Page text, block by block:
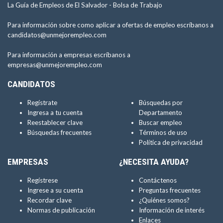
La Guía de Empleos de El Salvador - Bolsa de Trabajo
Para información sobre como aplicar a ofertas de empleo escríbanos a
candidatos@unmejorempleo.com
Para información a empresas escríbanos a
empresas@unmejorempleo.com
CANDIDATOS
Regístrate
Ingresa a tu cuenta
Reestablecer clave
Búsquedas frecuentes
Búsquedas por
Departamento
Buscar empleo
Términos de uso
Política de privacidad
EMPRESAS
Regístrese
Ingrese a su cuenta
Recordar clave
Normas de publicación
¿NECESITA AYUDA?
Contáctenos
Preguntas frecuentes
¿Quiénes somos?
Información de interés
Enlaces